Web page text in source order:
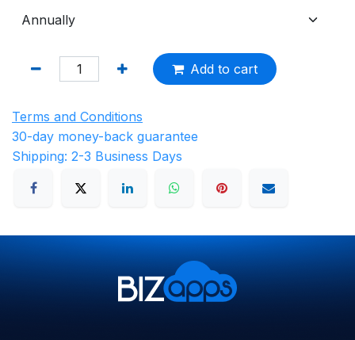
Add to cart
Terms and Conditions
30-day money-back guarantee
Shipping: 2-3 Business Days